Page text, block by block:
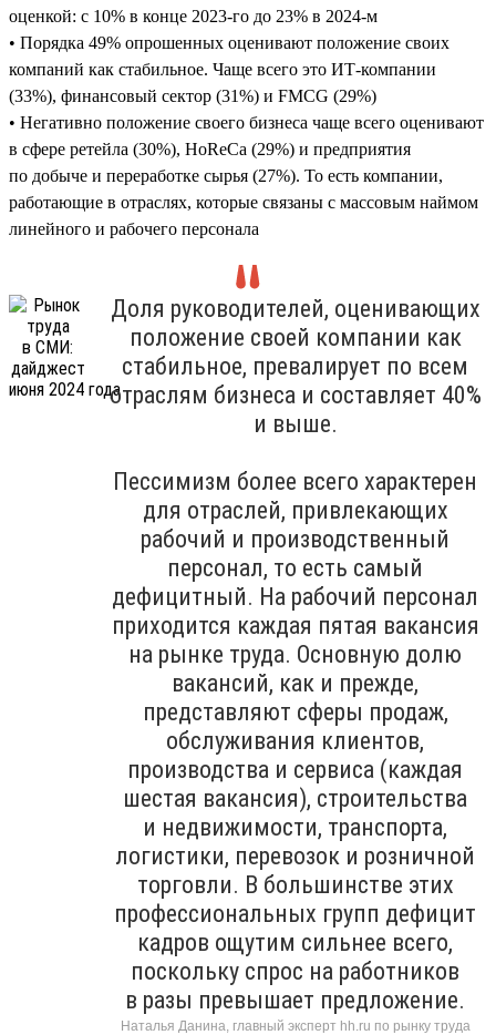
оценкой: с 10% в конце 2023-го до 23% в 2024-м
• Порядка 49% опрошенных оценивают положение своих
компаний как стабильное. Чаще всего это ИТ-компании
(33%), финансовый сектор (31%) и FMCG (29%)
• Негативно положение своего бизнеса чаще всего оценивают
в сфере ретейла (30%), HoReCa (29%) и предприятия
по добыче и переработке сырья (27%). То есть компании,
работающие в отраслях, которые связаны с массовым наймом
линейного и рабочего персонала
Доля руководителей, оценивающих
положение своей компании как
стабильное, превалирует по всем
отраслям бизнеса и составляет 40%
и выше.
Пессимизм более всего характерен
для отраслей, привлекающих
рабочий и производственный
персонал, то есть самый
дефицитный. На рабочий персонал
приходится каждая пятая вакансия
на рынке труда. Основную долю
вакансий, как и прежде,
представляют сферы продаж,
обслуживания клиентов,
производства и сервиса (каждая
шестая вакансия), строительства
и недвижимости, транспорта,
логистики, перевозок и розничной
торговли. В большинстве этих
профессиональных групп дефицит
кадров ощутим сильнее всего,
поскольку спрос на работников
в разы превышает предложение.
Наталья Данина, главный эксперт hh.ru по рынку труда